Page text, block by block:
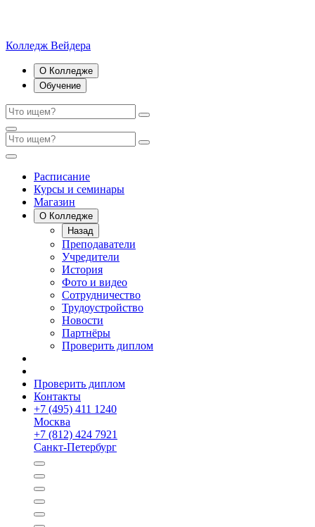
Колледж Вейдера
О Колледже
Обучение
Расписание
Курсы и семинары
Магазин
О Колледже
Назад
Преподаватели
Учредители
История
Фото и видео
Сотрудничество
Трудоустройство
Новости
Партнёры
Проверить диплом
Проверить диплом
Контакты
+7 (495) 411 1240
Москва
+7 (812) 424 7921
Санкт-Петербург